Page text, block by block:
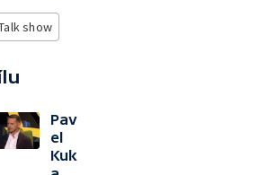
show
Pav
el
Kuk